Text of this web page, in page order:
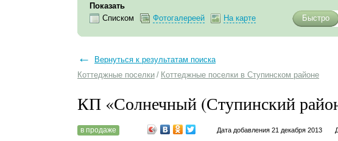
Показать
Списком
Фотогалереей На карте Быстро
←
Вернуться к результатам поиска
Коттеджные поселки / Коттеджные поселки в Ступинском районе
КП «Солнечный (Ступинский
в продаже Дата добавления 21 декабря 2013